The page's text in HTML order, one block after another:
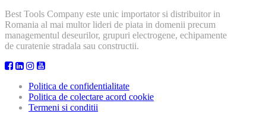
Best Tools Company este unic importator si distribuitor in
Romania al mai multor lideri de piata in domenii precum
managementul deseurilor, grupuri electrogene, echipamente
de curatenie stradala sau constructii.
Politica de confidentialitate
Politica de colectare acord cookie
Termeni si conditii